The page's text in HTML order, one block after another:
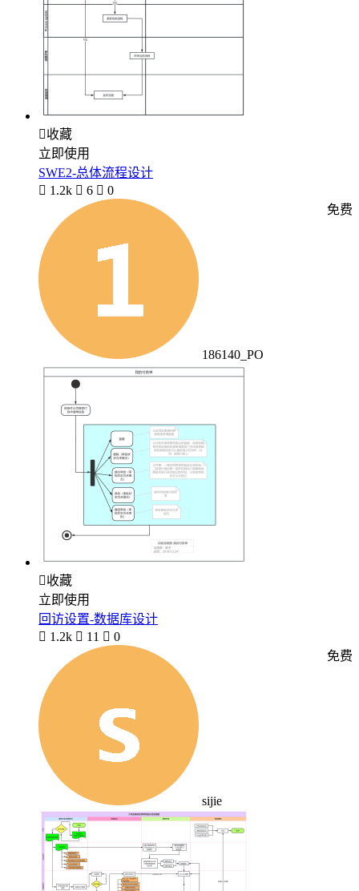
收藏
立即使用
SWE2-总体流程设计
 1.2k  6  0
186140_PO
免费
收藏
立即使用
回访设置-数据库设计
 1.2k  11  0
sijie
免费